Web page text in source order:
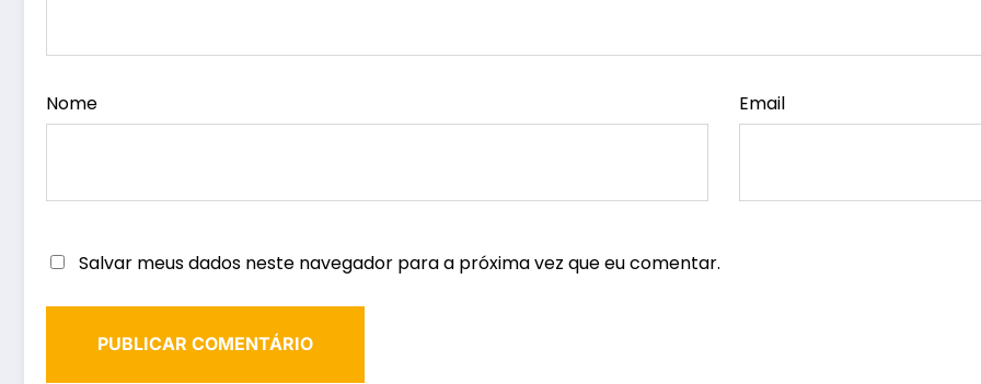
Nome Email
Salvar meus dados neste navegador para a próxima vez que eu comentar.